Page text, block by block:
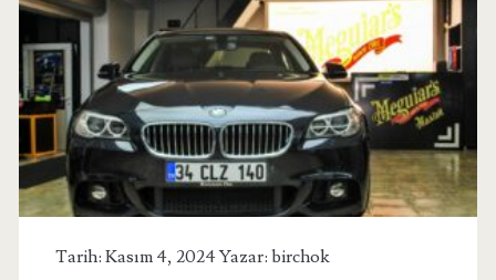
Tarih: Kasım 4, 2024 Yazar: birchok